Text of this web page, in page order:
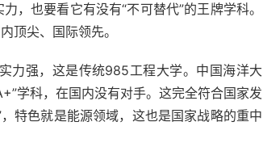
，也要看它有没有“不可替代”的王牌学科。
顶尖、国际领先。
力强，这是传统985工程大学。中国海洋大
学科，在国内没有对手。这完全符合国家发
特色就是能源领域，这也是国家战略的重中